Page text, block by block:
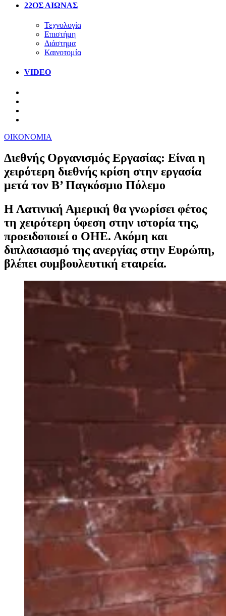
22ΟΣ ΑΙΩΝΑΣ
Τεχνολογία
Επιστήμη
Διάστημα
Καινοτομία
VIDEO
ΟΙΚΟΝΟΜΙΑ
Διεθνής Οργανισμός Εργασίας: Είναι η
χειρότερη διεθνής κρίση στην εργασία
μετά τον Β’ Παγκόσμιο Πόλεμο
Η Λατινική Αμερική θα γνωρίσει φέτος
τη χειρότερη ύφεση στην ιστορία της,
προειδοποιεί ο ΟΗΕ. Ακόμη και
διπλασιασμό της ανεργίας στην Ευρώπη,
βλέπει συμβουλευτική εταιρεία.